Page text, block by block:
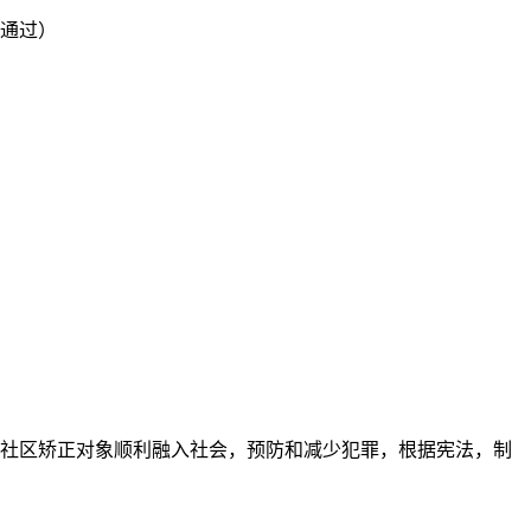
过）
矫正对象顺利融入社会，预防和减少犯罪，根据宪法，制